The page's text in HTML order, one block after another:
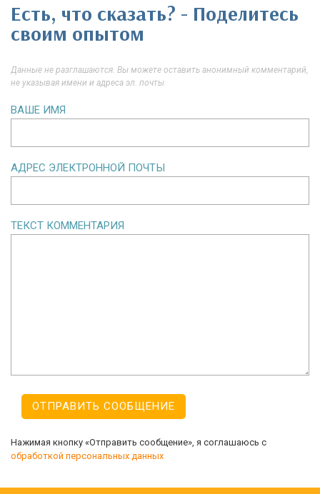
Есть, что сказать? - Поделитесь
своим опытом
Данные не разглашаются. Вы можете оставить анонимный комментарий,
не указывая имени и адреса эл. почты
ВАШЕ ИМЯ
АДРЕС ЭЛЕКТРОННОЙ ПОЧТЫ
ТЕКСТ КОММЕНТАРИЯ
Нажимая кнопку «Отправить сообщение», я соглашаюсь с
обработкой персональных данных